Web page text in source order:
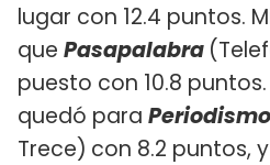
lugar con 12.4 puntos.
que Pasapalabra
puesto con 10.8
quedó para
Trece) con 8.2 puntos,